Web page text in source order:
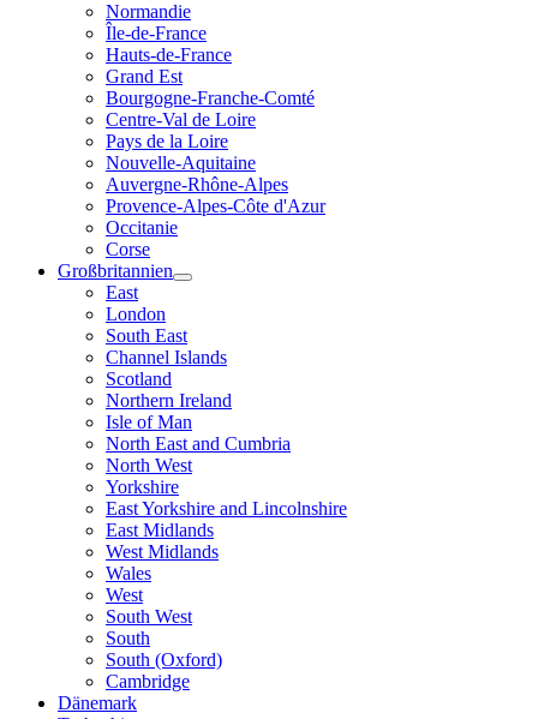
Normandie
Île-de-France
Hauts-de-France
Grand Est
Bourgogne-Franche-Comté
Centre-Val de Loire
Pays de la Loire
Nouvelle-Aquitaine
Auvergne-Rhône-Alpes
Provence-Alpes-Côte d'Azur
Occitanie
Corse
Großbritannien
East
London
South East
Channel Islands
Scotland
Northern Ireland
Isle of Man
North East and Cumbria
North West
Yorkshire
East Yorkshire and Lincolnshire
East Midlands
West Midlands
Wales
West
South West
South
South (Oxford)
Cambridge
Dänemark